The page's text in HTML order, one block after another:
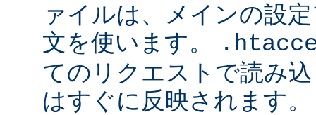
ァイルは、メインの設
文を使います。
てのリクエストで読み
はすぐに反映されます。